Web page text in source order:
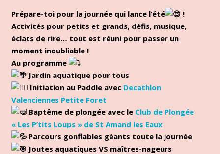
Prépare-toi pour la journée qui lance l’été
!
Activités pour petits et grands, défis, musique,
éclats de rire… tout est réuni pour passer un
moment inoubliable !
Au programme
Jardin aquatique pour tous
Initiation au Paddle avec Decathlon
Valenciennes Petite Foret
Baptême de plongée avec le Club de Plongée
« Les P’tits Loups » de St Amand les Eaux
Parcours gonflables géants toute la journée
Joutes aquatiques VS maîtres-nageurs